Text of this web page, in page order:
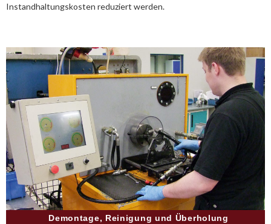
Instandhaltungskosten reduziert werden.
Demontage, Reinigung und Überholung